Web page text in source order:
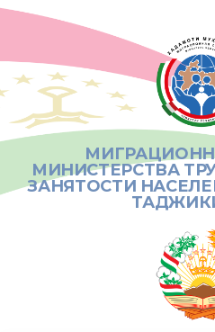
МИНИСТЕРСТВА
ЗАНЯТОСТИ